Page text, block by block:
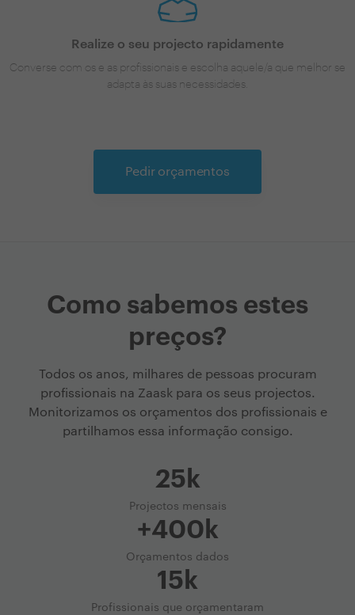
Realize o seu projecto rapidamente
Converse com os e as profissionais e escolha aquele/a que melhor se
adapta às suas necessidades.
Pedir orçamentos
Como sabemos estes
preços?
Todos os anos, milhares de pessoas procuram
profissionais na Zaask para os seus projectos.
Monitorizamos os orçamentos dos profissionais e
partilhamos essa informação consigo.
25k
Projectos mensais
+400k
Orçamentos dados
15k
Profissionais que orçamentaram